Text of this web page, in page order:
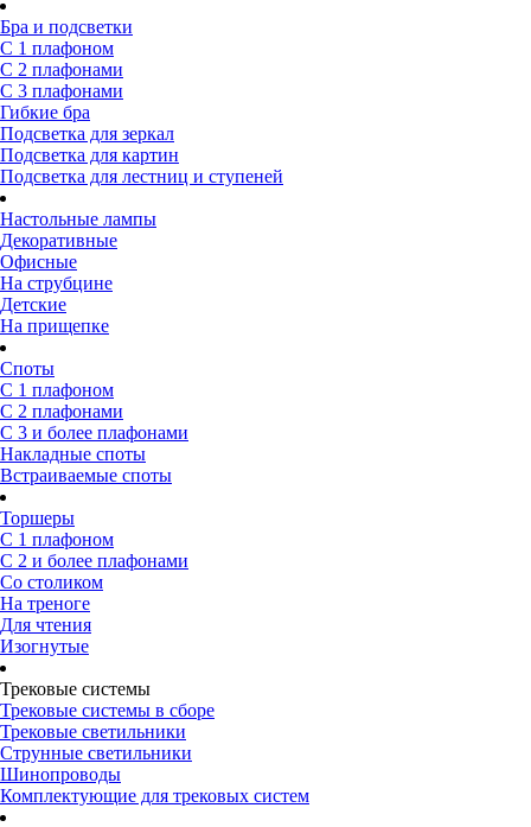
Бра и подсветки
С 1 плафоном
С 2 плафонами
С 3 плафонами
Гибкие бра
Подсветка для зеркал
Подсветка для картин
Подсветка для лестниц и ступеней
Настольные лампы
Декоративные
Офисные
На струбцине
Детские
На прищепке
Споты
С 1 плафоном
С 2 плафонами
С 3 и более плафонами
Накладные споты
Встраиваемые споты
Торшеры
С 1 плафоном
С 2 и более плафонами
Со столиком
На треноге
Для чтения
Изогнутые
Трековые системы
Трековые системы в сборе
Трековые светильники
Струнные светильники
Шинопроводы
Комплектующие для трековых систем